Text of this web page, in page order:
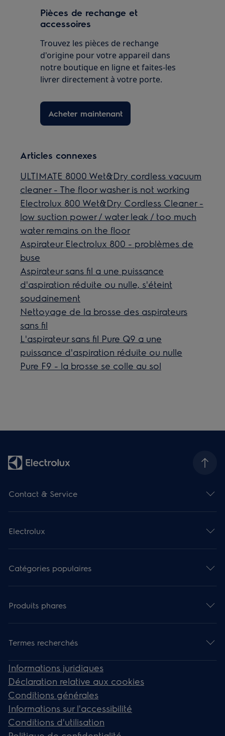
Pièces de rechange et
accessoires
Trouvez les pièces de rechange
d'origine pour votre appareil dans
notre boutique en ligne et faites-les
livrer directement à votre porte.
Acheter maintenant
Articles connexes
ULTIMATE 8000 Wet&Dry cordless vacuum
cleaner - The floor washer is not working
Electrolux 800 Wet&Dry Cordless Cleaner -
low suction power / water leak / too much
water remains on the floor
Aspirateur Electrolux 800 - problèmes de
buse
Aspirateur sans fil a une puissance
d'aspiration réduite ou nulle, s'éteint
soudainement
Nettoyage de la brosse des aspirateurs
sans fil
L'aspirateur sans fil Pure Q9 a une
puissance d'aspiration réduite ou nulle
Pure F9 - la brosse se colle au sol
Contact & Service
Electrolux
Catégories populaires
Produits phares
Termes recherchés
Informations juridiques
Déclaration relative aux cookies
Conditions générales
Informations sur l'accessibilité
Conditions d'utilisation